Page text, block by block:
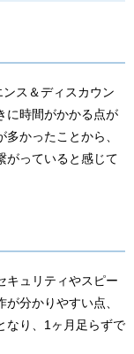
ス＆ディスカウン
に時間がかかる点が
かったことから、
がっていると感じて
キュリティやスピー
分かりやすい点、
なり、1ヶ月足らずで